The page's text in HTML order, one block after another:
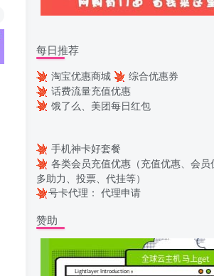
每日推荐
淘宝优惠商城
综合优惠券
话费流量充值优惠
饿了么、美团每日红包
手机神卡好套餐
各类会员充值优惠（充值优惠、会员
多助力、投票、代挂等）
号卡代理： 代理申请
赞助